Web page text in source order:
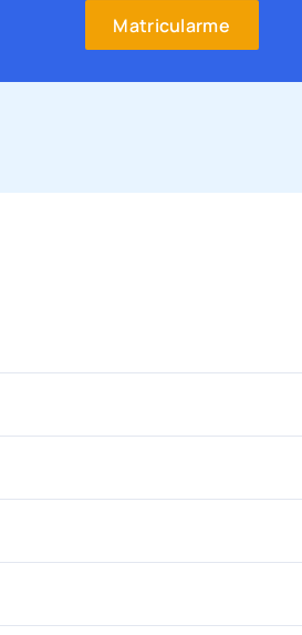
Matricularme